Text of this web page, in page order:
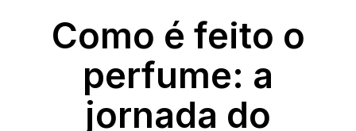
Como é feito o
perfume: a
jornada do